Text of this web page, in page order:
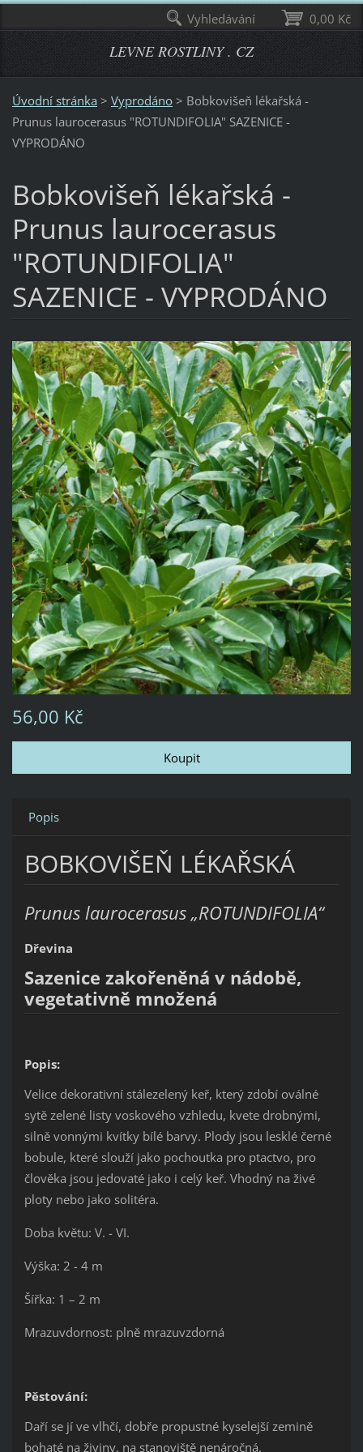
LEVNE ROSTLINY . CZ
Úvodní stránka > Vyprodáno > Bobkovišeň lékařská -
Prunus laurocerasus "ROTUNDIFOLIA" SAZENICE -
VYPRODÁNO
Bobkovišeň lékařská -
Prunus laurocerasus
"ROTUNDIFOLIA"
SAZENICE - VYPRODÁNO
56,00 Kč
Popis
BOBKOVIŠEŇ LÉKAŘSKÁ
Prunus laurocerasus „ROTUNDIFOLIA“
Dřevina
Sazenice zakořeněná v nádobě,
vegetativně množená
Popis:
Velice dekorativní stálezelený keř, který zdobí oválné
sytě zelené listy voskového vzhledu, kvete drobnými,
silně vonnými kvítky bílé barvy. Plody jsou lesklé černé
bobule, které slouží jako pochoutka pro ptactvo, pro
člověka jsou jedovaté jako i celý keř. Vhodný na živé
ploty nebo jako solitéra.
Doba květu: V. - VI.
Výška: 2 - 4 m
Šířka: 1 – 2 m
Mrazuvdornost: plně mrazuvzdorná
Pěstování:
Daří se jí ve vlhčí, dobře propustné kyselejší zemině
bohaté na živiny, na stanoviště nenáročná.
0,00 Kč
Vyhledávání